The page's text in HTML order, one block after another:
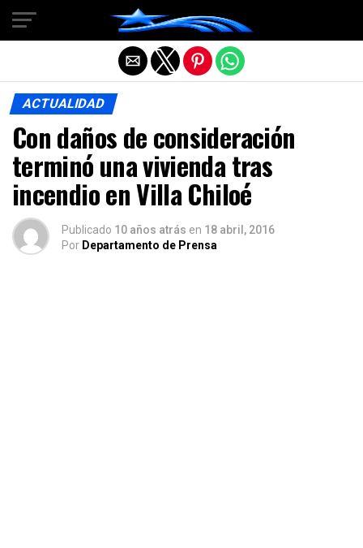
ACTUALIDAD
Con daños de consideración
terminó una vivienda tras
incendio en Villa Chiloé
Publicado 10 años atrás en 18 abril, 2016
Por Departamento de Prensa
Salir de la versión móvil